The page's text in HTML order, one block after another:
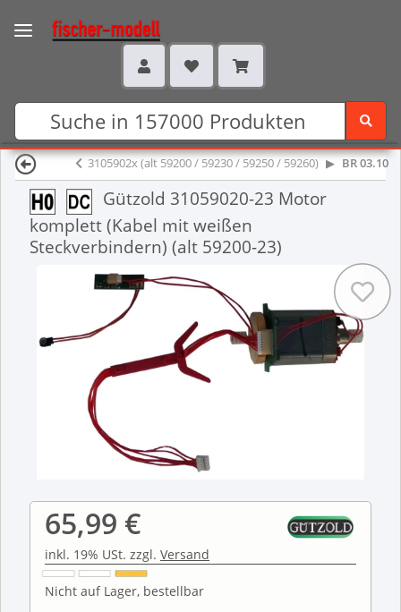
3105902x (alt 59200 / 59230 / 59250 / 59260) BR 03.10
Gützold 31059020-23 Motor
komplett (Kabel mit weißen
Steckverbindern) (alt 59200-23)
65,99 €
inkl. 19% USt. zzgl. Versand
Nicht auf Lager, bestellbar